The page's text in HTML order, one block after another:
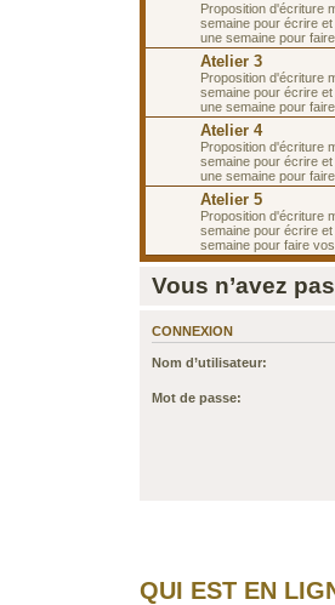
Proposition d'écriture
semaine pour écrire
une semaine pour
Atelier 3
Proposition d'écriture
semaine pour écrire
une semaine pour
Atelier 4
Proposition d'écriture
semaine pour écrire
une semaine pour
Atelier 5
Proposition d'écriture
semaine pour écrire
semaine pour faire
Vous n’avez
CONNEXION
Nom d’utilisateur:
Mot de passe:
QUI EST EN